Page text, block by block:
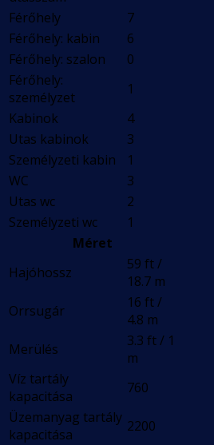
Férőhely
7
Férőhely: kabin
6
Férőhely: szalon
0
Férőhely:
személyzet
1
Kabinok
4
Utas kabinok
3
Személyzeti kabin
1
WC
3
Utas wc
2
Személyzeti wc
1
Méret
Hajóhossz
59 ft /
18.7 m
Orrsugár
16 ft /
4.8 m
Merülés
3.3 ft / 1
m
Víz tartály
kapacitása
760
Üzemanyag tartály
kapacitása
2200